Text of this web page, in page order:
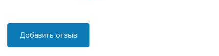
Добавить отзыв